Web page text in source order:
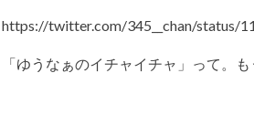
https://twitter.com/345__chan/status/
「ゆうなぁのイチャイチャ」って。